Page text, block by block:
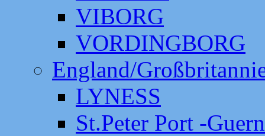
VIBORG
VORDINGBORG
England/
LYNESS
St.Peter Port -